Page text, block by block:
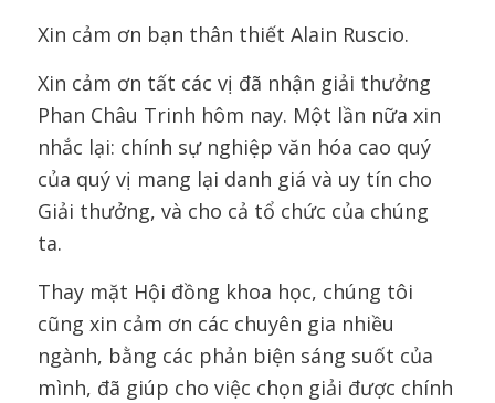
Xin cảm ơn bạn thân thiết Alain Ruscio.
Xin cảm ơn tất các vị đã nhận giải thưởng
Phan Châu Trinh hôm nay. Một lần nữa xin
nhắc lại: chính sự nghiệp văn hóa cao quý
của quý vị mang lại danh giá và uy tín cho
Giải thưởng, và cho cả tổ chức của chúng
ta.
Thay mặt Hội đồng khoa học, chúng tôi
cũng xin cảm ơn các chuyên gia nhiều
ngành, bằng các phản biện sáng suốt của
mình, đã giúp cho việc chọn giải được chính